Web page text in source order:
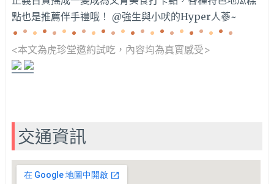
<本文為虎珍堂邀約試吃，內容均為真實感受>
交通資訊